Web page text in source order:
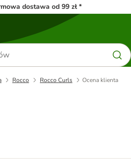
dostawa od 99 zł *
Rocco Rocco Curls Ocena klienta